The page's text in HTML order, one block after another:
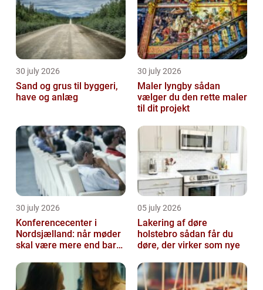
30 july 2026
Sand og grus til byggeri,
have og anlæg
30 july 2026
Maler lyngby sådan
vælger du den rette maler
til dit projekt
30 july 2026
Konferencecenter i
Nordsjælland: når møder
skal være mere end bare
05 july 2026
Lakering af døre
holstebro sådan får du
døre, der virker som nye